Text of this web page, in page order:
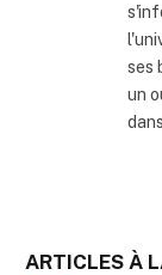
ses
un
ARTICLES À